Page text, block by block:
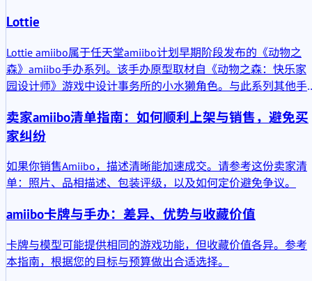
Lottie
Lottie amiibo属于任天堂amiibo计划早期阶段发布的《动物之
森》amiibo手办系列。该手办原型取材自《动物之森：快乐家
园设计师》游戏中设计事务所的小水獭角色。与此系列其他手
时，手办可将对应角色与游戏系统联动，并解锁少量相关游戏
内容。
卖家amiibo清单指南：如何顺利上架与销售，避免买
家纠纷
如果你销售Amiibo，描述清晰能加速成交。请参考这份卖家清
单：照片、品相描述、包装评级，以及如何定价避免争议。
amiibo卡牌与手办：差异、优势与收藏价值
卡牌与模型可能提供相同的游戏功能，但收藏价值各异。参考
本指南，根据您的目标与预算做出合适选择。